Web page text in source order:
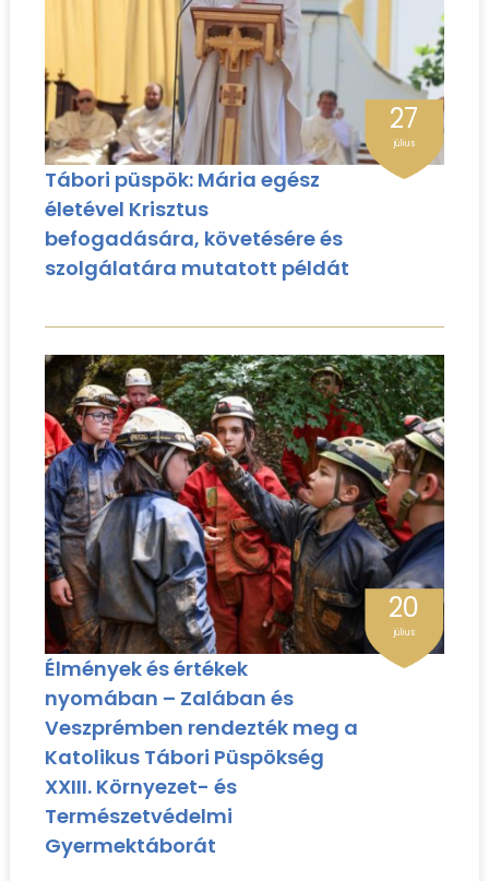
Tábori püspök: Mária egész
életével Krisztus
befogadására, követésére és
szolgálatára mutatott példát
27
július
Élmények és értékek
nyomában – Zalában és
Veszprémben rendezték meg a
Katolikus Tábori Püspökség
XXIII. Környezet- és
Természetvédelmi
Gyermektáborát
20
július